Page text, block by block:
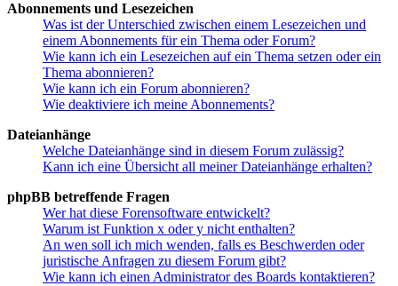
Abonnements und Lesezeichen
Was ist der Unterschied zwischen einem Lesezeichen und
einem Abonnements für ein Thema oder Forum?
Wie kann ich ein Lesezeichen auf ein Thema setzen oder ein
Thema abonnieren?
Wie kann ich ein Forum abonnieren?
Wie deaktiviere ich meine Abonnements?
Dateianhänge
Welche Dateianhänge sind in diesem Forum zulässig?
Kann ich eine Übersicht all meiner Dateianhänge erhalten?
phpBB betreffende Fragen
Wer hat diese Forensoftware entwickelt?
Warum ist Funktion x oder y nicht enthalten?
An wen soll ich mich wenden, falls es Beschwerden oder
juristische Anfragen zu diesem Forum gibt?
Wie kann ich einen Administrator des Boards kontaktieren?